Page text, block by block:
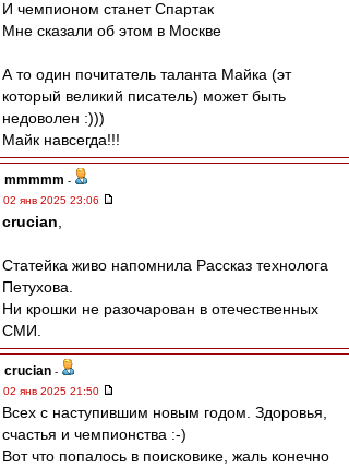
И чемпионом станет Спартак
Мне сказали об этом в Москве
А то один почитатель таланта Майка (эт
который великий писатель) может быть
недоволен :)))
Майк навсегда!!!
mmmmm -
02 янв 2025 23:06
crucian
Статейка живо напомнила Рассказ технолога
Петухова.
Ни крошки не разочарован в отечественных
СМИ.
crucian -
02 янв 2025 21:50
Всех с наступившим новым годом. Здоровья,
счастья и чемпионства :-)
Вот что попалось в поисковике, жаль конечно